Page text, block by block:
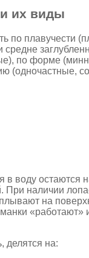
их виды
по плавучести
по форме
(одночастные,
в воду остаются
При наличии
на
«работают»
делятся на: